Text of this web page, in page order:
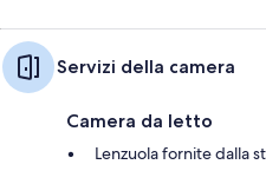
Servizi della camera
Camera da letto
Lenzuola fornite dalla